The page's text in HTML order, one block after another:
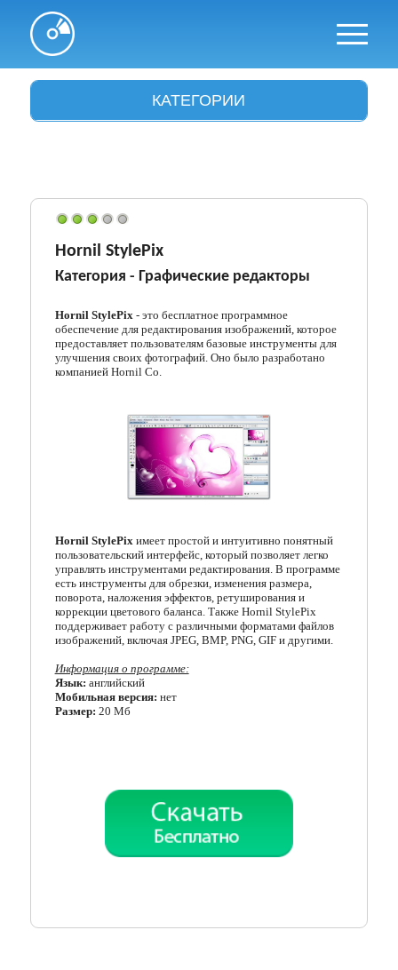
КАТЕГОРИИ
Аудио и видео
Браузеры
Графика
Драйвера
Интересное
Менеджеры загрузок
Мессенджеры
Офисные программы
Почтовые программы
Работа с CD/DVD
Разгон и мониторинг
Системные утилиты
Hornil StylePix
Категория - Графические редакторы
Hornil StylePix- это бесплатное программное
обеспечение для редактирования изображений, которое
предоставляет пользователям базовые инструменты для
улучшения своих фотографий. Оно было разработано
компанией Hornil Co.
Hornil StylePixимеет простой и интуитивно понятный
пользовательский интерфейс, который позволяет легко
управлять инструментами редактирования. В программе
есть инструменты для обрезки, изменения размера,
поворота, наложения эффектов, ретуширования и
коррекции цветового баланса. Также Hornil StylePix
поддерживает работу с различными форматами файлов
изображений, включая JPEG, BMP, PNG, GIF и другими.
Информация о программе:
Язык: английский
Мобильная версия: нет
Размер: 20 Мб